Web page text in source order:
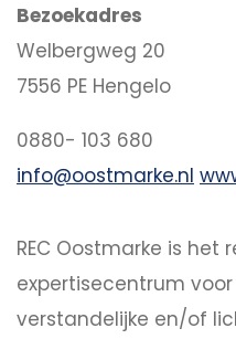
Bezoekadres
Welbergweg 20
7556 PE Hengelo
0880- 103 680
info@oostmarke.nl
REC Oostmarke is het
expertisecentrum
verstandelijke en/of